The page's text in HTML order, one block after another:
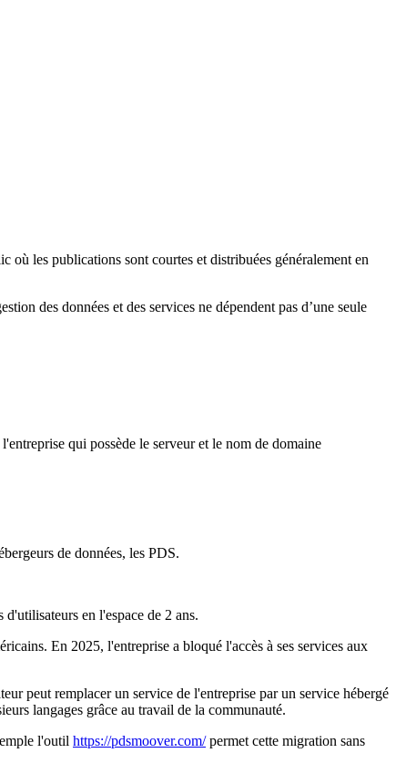
où les publications sont courtes et distribuées généralement en
des données et des services ne dépendent pas d’une seule
qui possède le serveur et le nom de domaine
de données, les PDS.
d'utilisateurs en l'espace de 2 ans.
En 2025, l'entreprise a bloqué l'accès à ses services aux
peut remplacer un service de l'entreprise par un service hébergé
langages grâce au travail de la communauté.
l'outil https://pdsmoover.com/permet cette migration sans